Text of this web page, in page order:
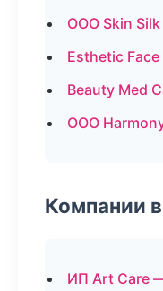
ООО Skin
Esthetic
Beauty Med
ООО
Компании
ИП Art Care